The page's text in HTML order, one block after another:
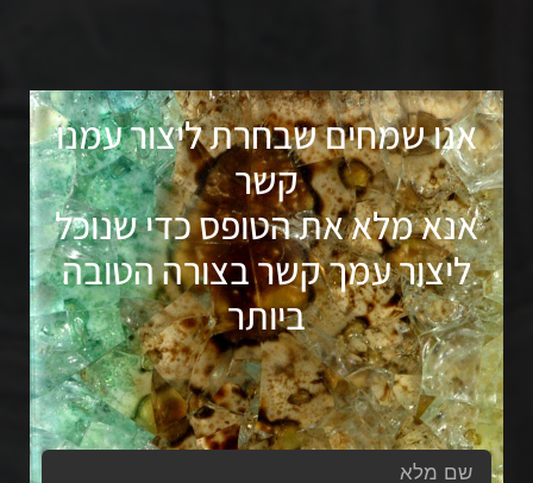
אנו שמחים שבחרת ליצור עמנו
קשר
אנא מלא את הטופס כדי שנוכל
ליצור עמך קשר בצורה הטובה
ביותר